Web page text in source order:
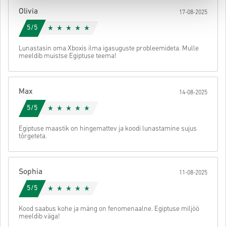
Olivia 17-08-2025
5/5
Lunastasin oma Xboxis ilma igasuguste probleemideta. Mulle
meeldib muistse Egiptuse teema!
Max 14-08-2025
5/5
Egiptuse maastik on hingemattev ja koodi lunastamine sujus
tõrgeteta.
Sophia 11-08-2025
5/5
Kood saabus kohe ja mäng on fenomenaalne. Egiptuse miljöö
meeldib väga!